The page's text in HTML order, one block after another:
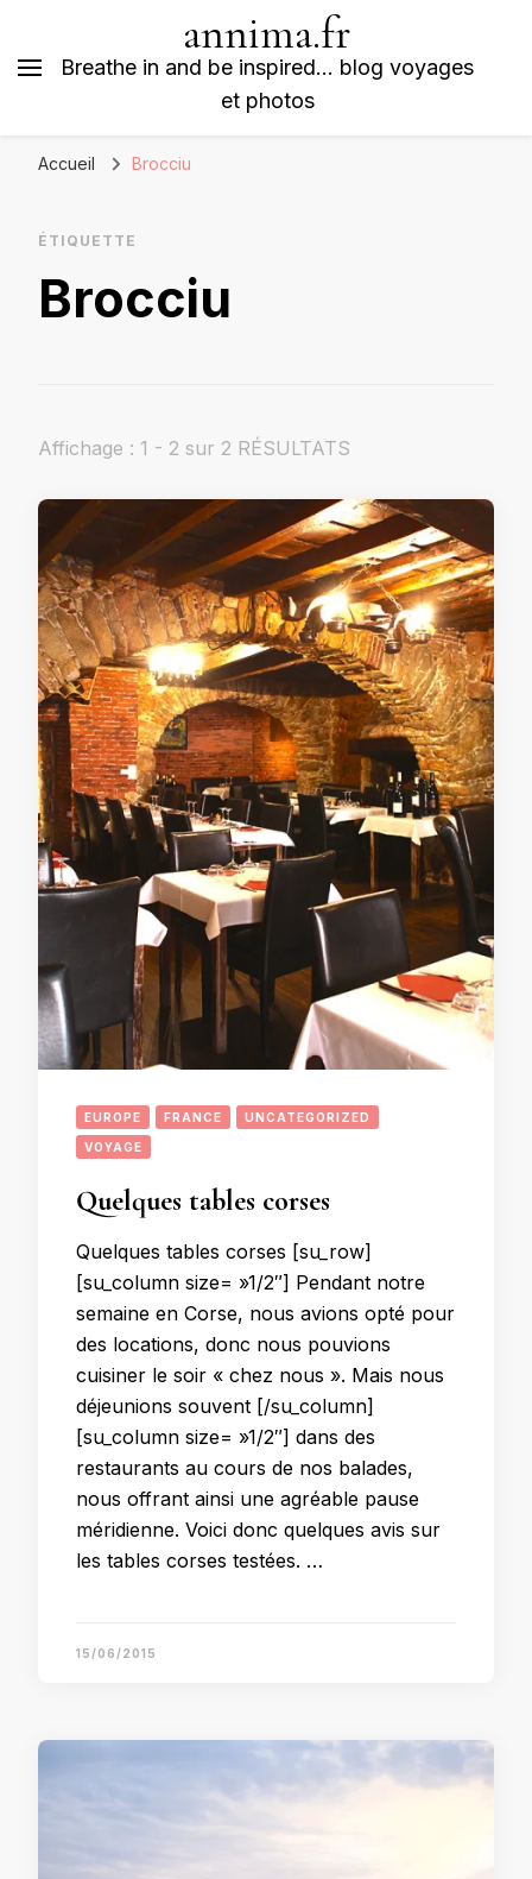
annima.fr
Breathe in and be inspired… blog voyages
et photos
Accueil Brocciu
ÉTIQUETTE
Brocciu
Affichage : 1 - 2 sur 2 RÉSULTATS
EUROPE FRANCE UNCATEGORIZED
VOYAGE
Quelques tables corses
Quelques tables corses [su_row]
[su_column size= »1/2″] Pendant notre
semaine en Corse, nous avions opté pour
des locations, donc nous pouvions
cuisiner le soir « chez nous ». Mais nous
déjeunions souvent [/su_column]
[su_column size= »1/2″] dans des
restaurants au cours de nos balades,
nous offrant ainsi une agréable pause
méridienne. Voici donc quelques avis sur
les tables corses testées. …
15/06/2015